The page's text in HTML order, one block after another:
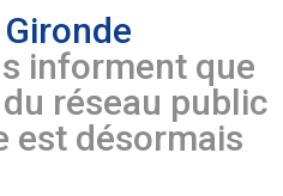
Gironde
informent que
réseau public
est désormais